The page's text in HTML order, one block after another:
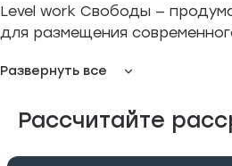
Level work Свободы —
для размещения
Помещение спроектировано с
до тяжёлой промышленности.
свободную планировку и
под индивидуальные
Развернуть все
Рассчитайте